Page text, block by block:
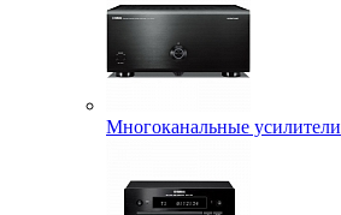
Многоканальные усилители